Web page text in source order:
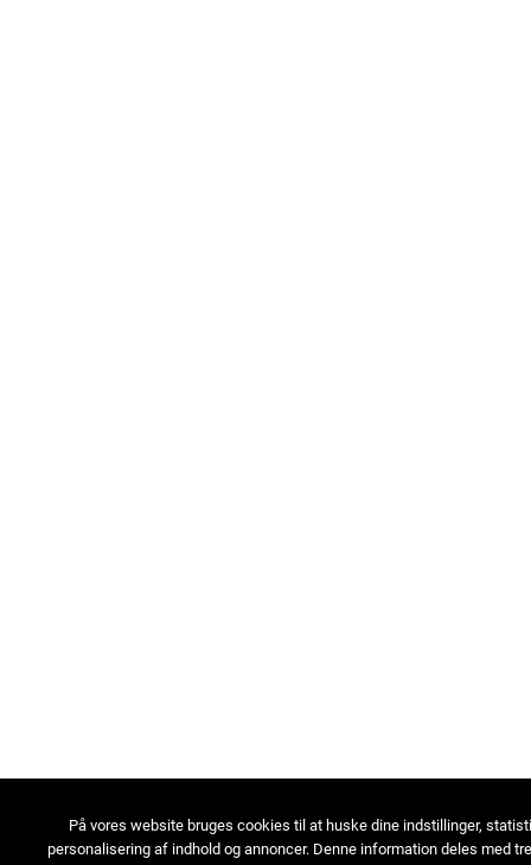
På vores website bruges cookies til at huske dine indstillinger,
personalisering af indhold og annoncer. Denne information deles med